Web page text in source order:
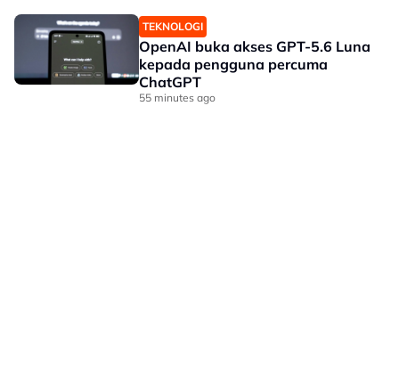
TEKNOLOGI
OpenAI buka akses GPT-5.6 Luna
kepada pengguna percuma
ChatGPT
55 minutes ago